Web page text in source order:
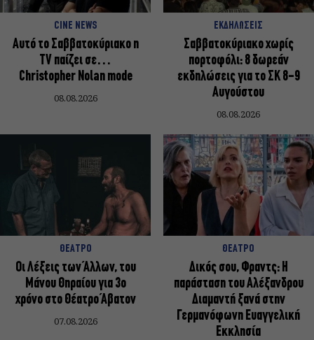
CINE NEWS
Αυτό το Σαββατοκύριακο η
TV παίζει σε…
Christopher Nolan mode
08.08.2026
ΕΚΔΗΛΩΣΕΙΣ
Σαββατοκύριακο χωρίς
πορτοφόλι: 8 δωρεάν
εκδηλώσεις για το ΣΚ 8-9
Αυγούστου
08.08.2026
ΘΕΑΤΡΟ
Οι Λέξεις των Άλλων, του
Μάνου Θηραίου για 3ο
χρόνο στο Θέατρο Άβατον
07.08.2026
ΘΕΑΤΡΟ
Δικός σου, Φραντς: Η
παράσταση του Αλέξανδρου
Διαμαντή ξανά στην
Γερμανόφωνη Ευαγγελική
Εκκλησία